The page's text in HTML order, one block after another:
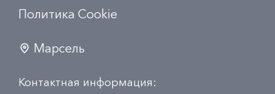
Политика Сookie
Марсель
Контактная информация: